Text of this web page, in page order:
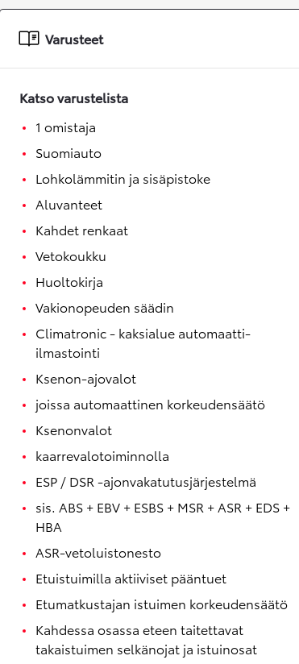
Varusteet
Katso varustelista
1 omistaja
Suomiauto
Lohkolämmitin ja sisäpistoke
Aluvanteet
Kahdet renkaat
Vetokoukku
Huoltokirja
Vakionopeuden säädin
Climatronic - kaksialue automaatti-
ilmastointi
Ksenon-ajovalot
joissa automaattinen korkeudensäätö
Ksenonvalot
kaarrevalotoiminnolla
ESP / DSR -ajonvakatutusjärjestelmä
sis. ABS + EBV + ESBS + MSR + ASR + EDS +
HBA
ASR-vetoluistonesto
Etuistuimilla aktiiviset pääntuet
Etumatkustajan istuimen korkeudensäätö
Kahdessa osassa eteen taitettavat
takaistuimen selkänojat ja istuinosat